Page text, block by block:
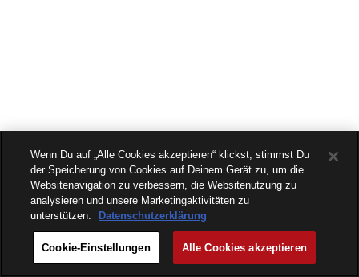
Wenn Du auf „Alle Cookies akzeptieren“ klickst, stimmst Du
der Speicherung von Cookies auf Deinem Gerät zu, um die
Websitenavigation zu verbessern, die Websitenutzung zu
analysieren und unsere Marketingaktivitäten zu
unterstützen.
Datenschutzerklärung
Cookie-Einstellungen Alle Cookies akzeptieren